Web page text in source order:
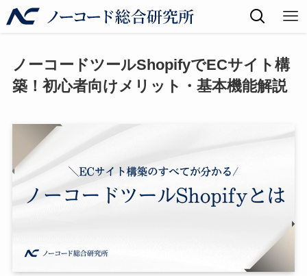
ノーコードツールShopifyでECサイト構
築！初心者向けメリット・基本機能解説